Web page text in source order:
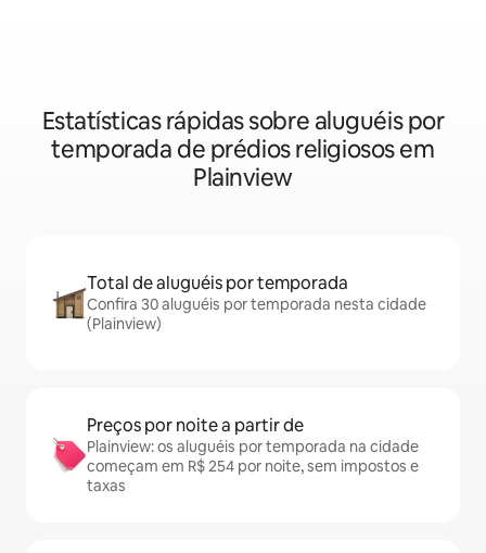
Estatísticas rápidas sobre aluguéis por
temporada de prédios religiosos em
Plainview
Total de aluguéis por temporada
Confira 30 aluguéis por temporada nesta cidade
(Plainview)
Preços por noite a partir de
Plainview: os aluguéis por temporada na cidade
começam em R$ 254 por noite, sem impostos e
taxas